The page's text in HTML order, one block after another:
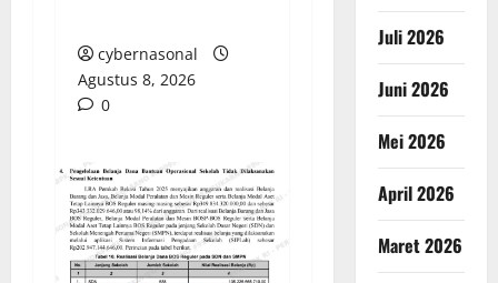
cybernasonal
Agustus 8, 2026
0
Juli 2026
Juni 2026
Mei 2026
April 2026
Maret 2026